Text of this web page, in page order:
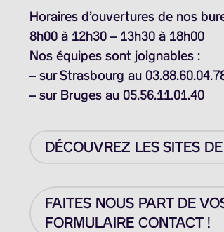
Horaires d’ouvertures de nos
8h00 à 12h30 – 13h30 à 18h00
Nos équipes sont joignables :
– sur Strasbourg au
– sur Bruges au 05.56.11.01.40
DÉCOUVREZ LES SITES
FAITES NOUS PART DE
FORMULAIRE CONTACT !